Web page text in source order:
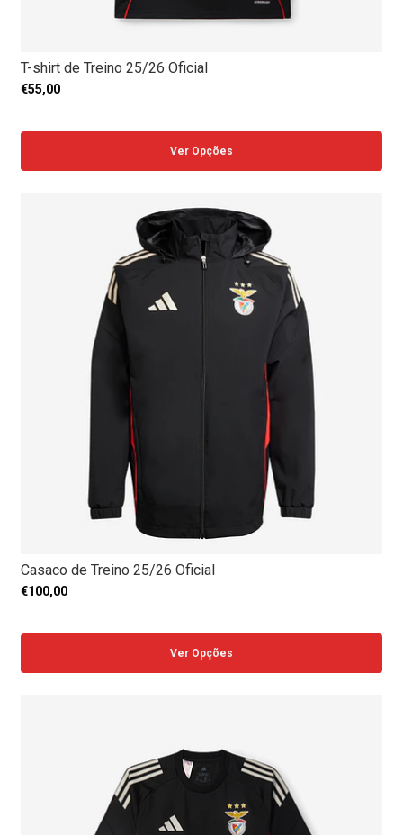
T-shirt de Treino 25/26 Oficial
€55,00
Ver Opções
Casaco de Treino 25/26 Oficial
€100,00
Ver Opções